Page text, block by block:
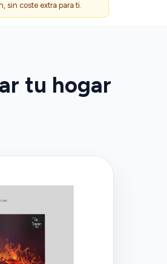
sin coste extra para ti.
tu hogar